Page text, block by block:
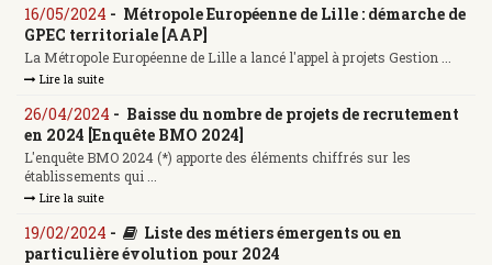
16/05/2024 - Métropole Européenne de Lille : démarche de
GPEC territoriale [AAP]
La Métropole Européenne de Lille a lancé l'appel à projets Gestion ...
Lire la suite
26/04/2024 - Baisse du nombre de projets de recrutement
en 2024 [Enquête BMO 2024]
L'enquête BMO 2024 (*) apporte des éléments chiffrés sur les
établissements qui ...
Lire la suite
19/02/2024 -
Liste des métiers émergents ou en
particulière évolution pour 2024